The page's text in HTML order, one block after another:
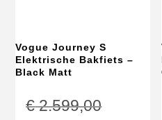
Vogue Journey S
Elektrische Bakfiets –
Black Matt
€2.599,00